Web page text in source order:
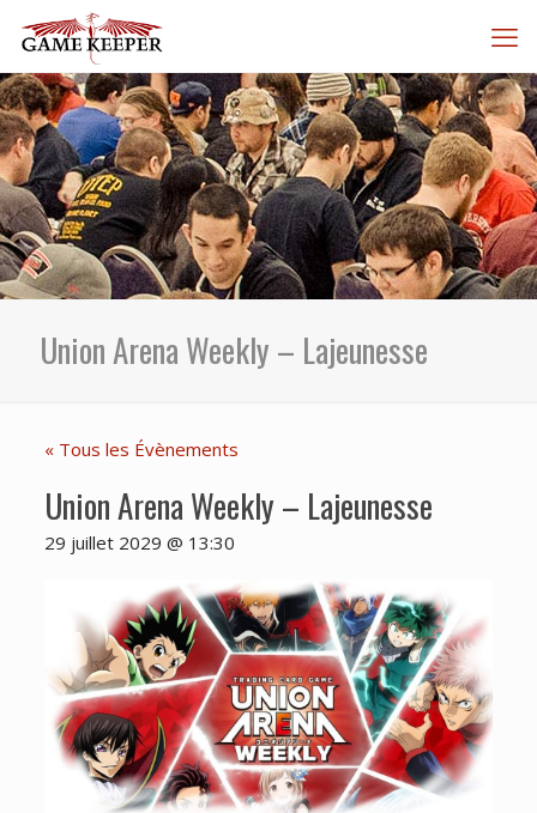
Union Arena Weekly – Lajeunesse
« Tous les Évènements
Union Arena Weekly – Lajeunesse
29 juillet 2029 @ 13:30